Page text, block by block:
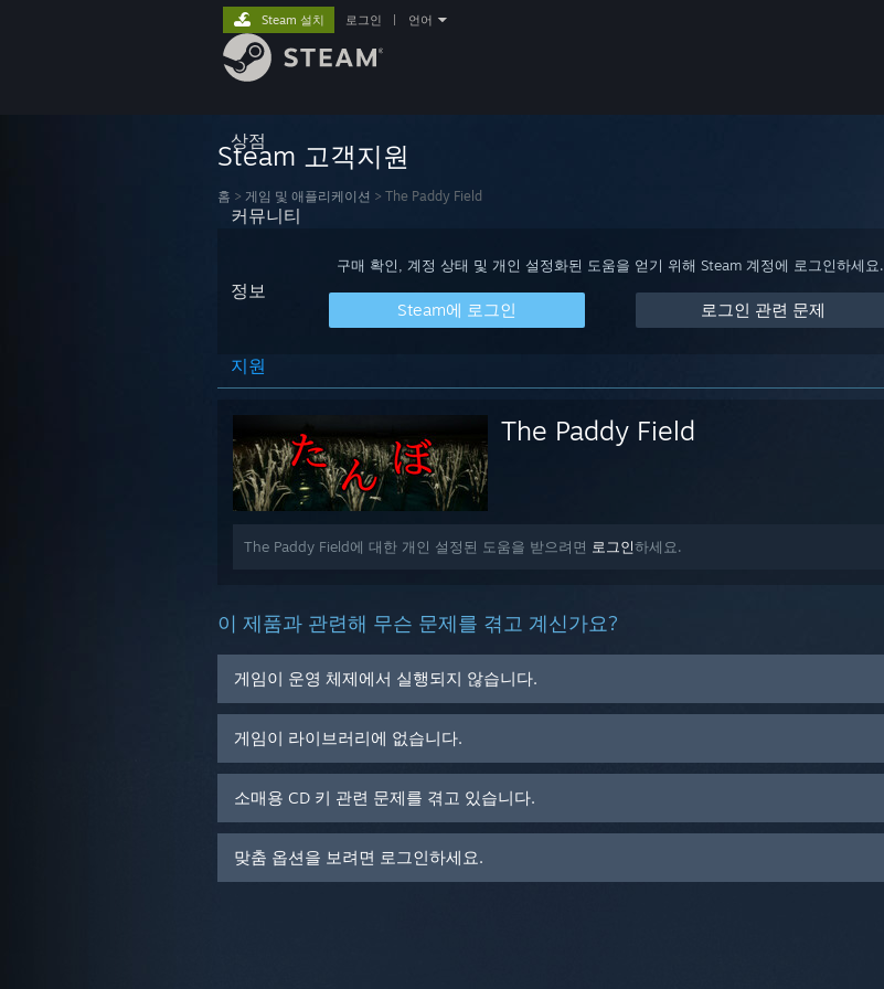
상점
커뮤니티
정보
지원
Steam 설치 로그인 언어
Steam 고객지원
홈 > 게임 및 애플리케이션 > The Paddy Field
구매 확인, 계정 상태 및 개인 설정화된 도움을 얻기 위해 Steam 계정에 로그인하세요.
Steam에 로그인 로그인 관련 문제
The Paddy Field
The Paddy Field에 대한 개인 설정된 도움을 받으려면 로그인하세요.
이 제품과 관련해 무슨 문제를 겪고 계신가요?
게임이 운영 체제에서 실행되지 않습니다.
게임이 라이브러리에 없습니다.
소매용 CD 키 관련 문제를 겪고 있습니다.
맞춤 옵션을 보려면 로그인하세요.